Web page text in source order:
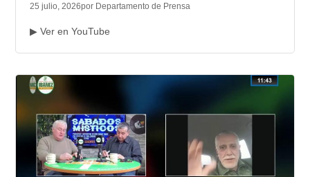
25 julio, 2026por Departamento de Prensa
▶ Ver en YouTube